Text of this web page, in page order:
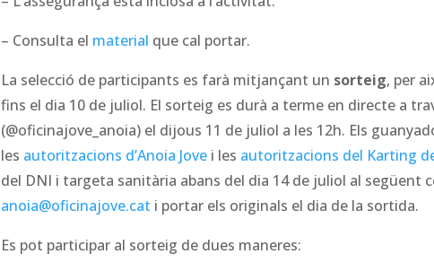
– Consulta el material que cal portar.
La selecció de participants es farà mitjançant un sorteig, per
fins el dia 10 de juliol. El sorteig es durà a terme en directe a
(@oficinajove_anoia) el dijous 11 de juliol a les 12h. Els
les autoritzacions d’Anoia Jovei les autoritzacions del Karting
del DNI i targeta sanitària abans del dia 14 de juliol al següent
anoia@oficinajove.cat i portar els originals el dia de la sortida.
Es pot participar al sorteig de dues maneres: